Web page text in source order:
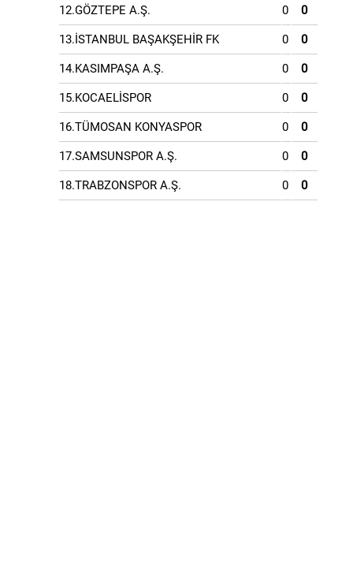
12.GÖZTEPE A.Ş. 0 0
13.İSTANBUL BAŞAKŞEHİR FK 0 0
14.KASIMPAŞA A.Ş. 0 0
15.KOCAELİSPOR 0 0
16.TÜMOSAN KONYASPOR 0 0
17.SAMSUNSPOR A.Ş. 0 0
18.TRABZONSPOR A.Ş. 0 0